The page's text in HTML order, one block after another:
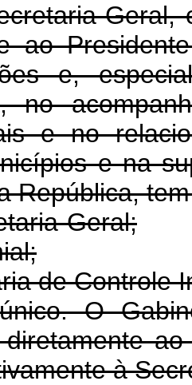
ao
e,
no
e no
e na
República,
Geral;
de Controle
O
à